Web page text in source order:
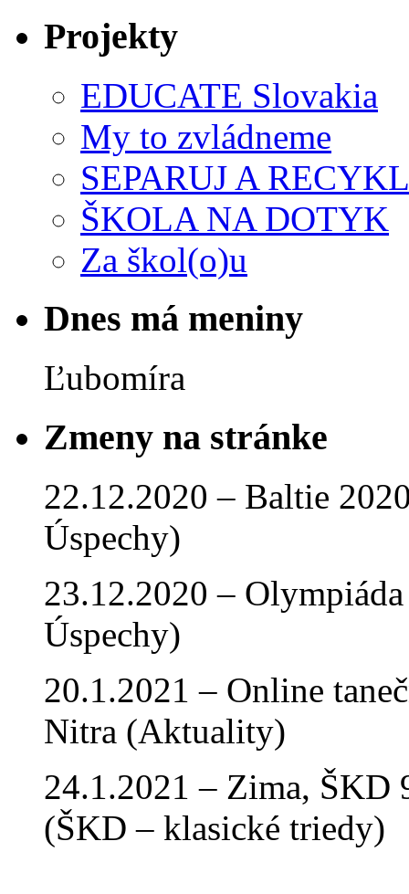
Projekty
EDUCATE Slovakia
My to zvládneme
SEPARUJ A
ŠKOLA NA DOTYK
Za škol(o)u
Dnes má meniny
Ľubomíra
Zmeny na stránke
22.12.2020 – Baltie
Úspechy)
23.12.2020 –
Úspechy)
20.1.2021 – Online
Nitra (Aktuality)
24.1.2021 – Zima, ŠKD
(ŠKD – klasické triedy)